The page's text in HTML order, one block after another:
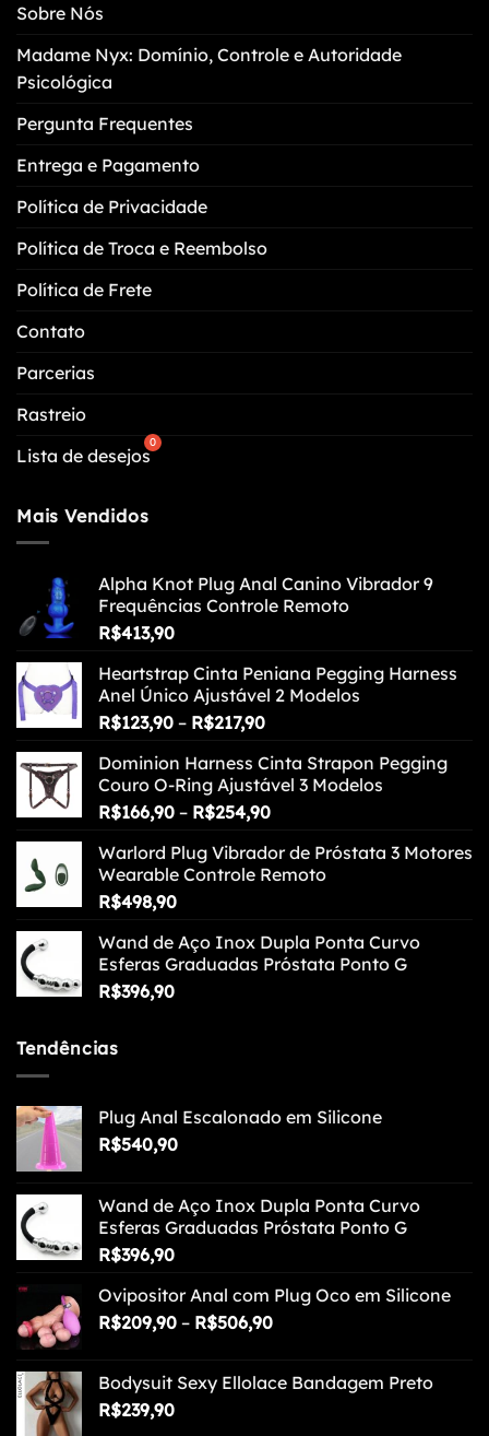
ser
na
página
produto
Sobre Nós
Madame Nyx: Domínio, Controle e Autoridade
Psicológica
Pergunta Frequentes
Entrega e Pagamento
Política de Privacidade
Política de Troca e Reembolso
Política de Frete
Contato
Parcerias
Rastreio
Lista de desejos
Mais Vendidos
Alpha Knot Plug Anal Canino Vibrador 9
Frequências Controle Remoto
R$413,90
Heartstrap Cinta Peniana Pegging Harness
Anel Único Ajustável 2 Modelos
R$123,90 – R$217,90Faixa
preço:
R$123,90
através
Dominion Harness Cinta Strapon Pegging
Couro O-Ring Ajustável 3 Modelos
R$166,90 – R$254,90Faixa
preço:
R$166,90
Warlord Plug Vibrador de Próstata 3 Motores
Wearable Controle Remoto
R$498,90
Wand de Aço Inox Dupla Ponta Curvo
Esferas Graduadas Próstata Ponto G
R$396,90
Tendências
Plug Anal Escalonado em Silicone
R$540,90
Wand de Aço Inox Dupla Ponta Curvo
Esferas Graduadas Próstata Ponto G
R$396,90
Ovipositor Anal com Plug Oco em Silicone
R$209,90 – R$506,90Faixa
R$209,90
Bodysuit Sexy Ellolace Bandagem Preto
R$239,90